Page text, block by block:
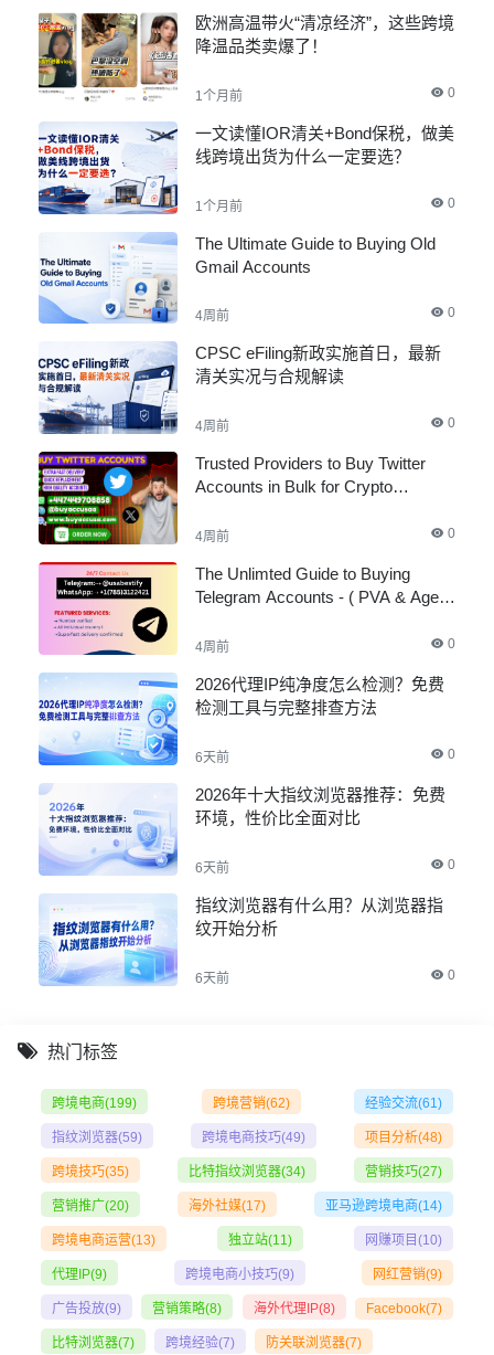
欧洲高温带火“清凉经济”，这些跨境
降温品类卖爆了！
1个月前 0
一文读懂IOR清关+Bond保税，做美
线跨境出货为什么一定要选？
1个月前 0
The Ultimate Guide to Buying Old
Gmail Accounts
4周前 0
CPSC eFiling新政实施首日，最新
清关实况与合规解读
4周前 0
Trusted Providers to Buy Twitter
Accounts in Bulk for Crypto
4周前 0
The Unlimted Guide to Buying
Telegram Accounts - ( PVA & Aged
4周前 0
2026代理IP纯净度怎么检测？免费
检测工具与完整排查方法
6天前 0
2026年十大指纹浏览器推荐：免费
环境，性价比全面对比
6天前 0
指纹浏览器有什么用？从浏览器指
纹开始分析
6天前 0
热门标签
跨境电商(199) 跨境营销(62) 经验交流(61)
指纹浏览器(59) 跨境电商技巧(49) 项目分析(48)
跨境技巧(35) 比特指纹浏览器(34) 营销技巧(27)
营销推广(20) 海外社媒(17) 亚马逊跨境电商(14)
跨境电商运营(13) 独立站(11) 网赚项目 (10)
代理IP(9) 跨境电商小技巧(9) 网红营销(9)
广告投放(9) 营销策略(8) 海外代理IP(8) Facebook(7)
比特浏览器(7) 跨境经验(7) 防关联浏览器(7)